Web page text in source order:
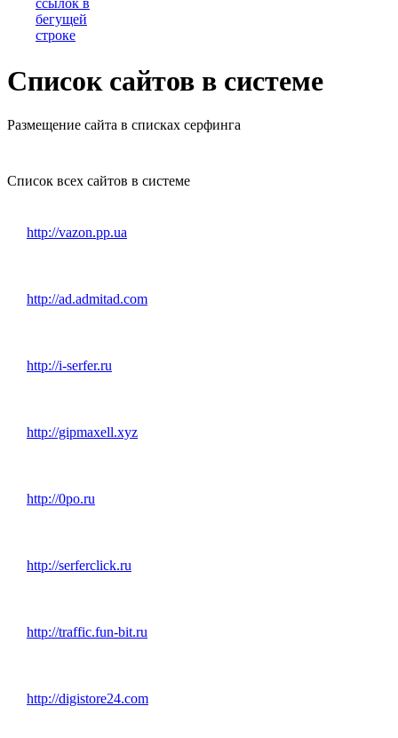
Список сайтов в системе
Размещение сайта в списках серфинга
Список всех сайтов в системе
http://vazon.pp.ua
http://ad.admitad.com
http://i-serfer.ru
http://gipmaxell.xyz
http://0po.ru
http://serferclick.ru
http://traffic.fun-bit.ru
http://digistore24.com